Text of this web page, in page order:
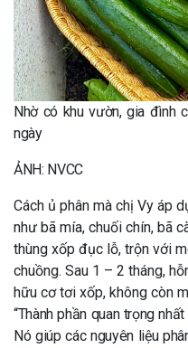
Nhờ có khu vườn, gia đình
ngày
ẢNH: NVCC
Cách ủ phân mà chị Vy áp
như bã mía, chuối chín, bã
thùng xốp đục lỗ, trộn với
chuồng. Sau 1 – 2 tháng,
hữu cơ tơi xốp, không còn
“Thành phần quan trọng
Nó giúp các nguyên liệu